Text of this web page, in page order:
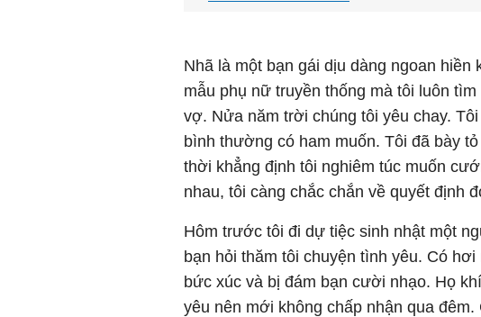
Nhã là một bạn gái dịu dàng ngoan hiền
mẫu phụ nữ truyền thống mà tôi luôn
vợ. Nửa năm trời chúng tôi yêu chay.
bình thường có ham muốn. Tôi đã bày
thời khẳng định tôi nghiêm túc muốn
nhau, tôi càng chắc chắn về quyết định
Hôm trước tôi đi dự tiệc sinh nhật một
bạn hỏi thăm tôi chuyện tình yêu. Có
bức xúc và bị đám bạn cười nhạo. Họ
yêu nên mới không chấp nhận qua